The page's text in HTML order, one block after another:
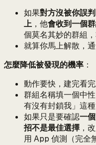
如果對方沒被你誤
上 ，他會收到一個
個莫名其妙的群組，
就算你馬上解散，
怎麼降低被發現的機率 ：
動作要快，建完看完
群組名稱填一個中
有沒有封鎖我」這種
如果只是要確認一個
招不是最佳選擇 ，
用 App 偵測（完全